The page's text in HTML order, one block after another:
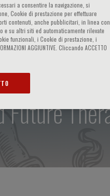
Future
a consentire la navigazione, si
Cookie di prestazione per effettuare
contenuti, anche pubblicitari, in linea con
e su altri siti ed automaticamente rilevate
funzionali, i Cookie di prestazione, i
AGGIUNTIVE. Cliccando ACCETTO